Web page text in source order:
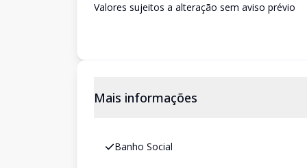
Valores sujeitos a alteração sem aviso prévio
Mais informações
Banho Social